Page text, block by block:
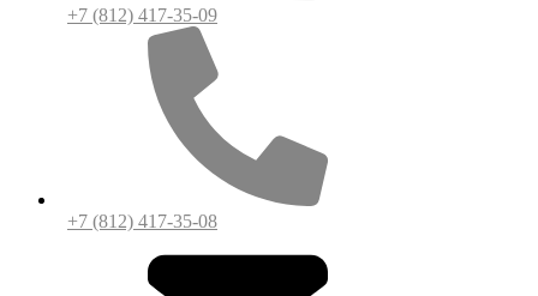
+7 (812) 417-35-09
+7 (812) 417-35-08